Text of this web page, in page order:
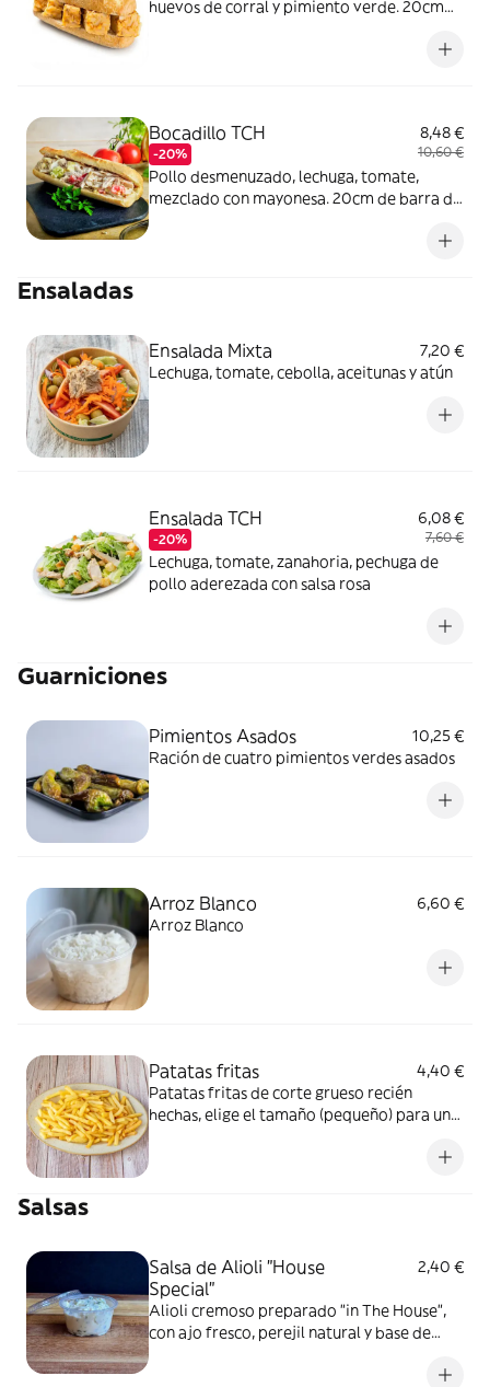
huevos de corral y pimiento verde. 20cm
Bocadillo TCH
-20%
8,48 €
10,60 €
Pollo desmenuzado, lechuga, tomate,
mezclado con mayonesa. 20cm de barra de
Ensaladas
Ensalada Mixta
7,20 €
Lechuga, tomate, cebolla, aceitunas y atún
Ensalada TCH
-20%
6,08 €
7,60 €
Lechuga, tomate, zanahoria, pechuga de
pollo aderezada con salsa rosa
Guarniciones
Pimientos Asados
10,25 €
Ración de cuatro pimientos verdes asados
Arroz Blanco
6,60 €
Arroz Blanco
Patatas fritas
4,40 €
Patatas fritas de corte grueso recién
hechas, elige el tamaño (pequeño) para una,
personas aproximadamente, acompañado
Salsas
Salsa de Alioli "House
Special"
2,40 €
Alioli cremoso preparado "in The House",
con ajo fresco, perejil natural y base de
pollo, papas o empanadas. 50ml Elaborado